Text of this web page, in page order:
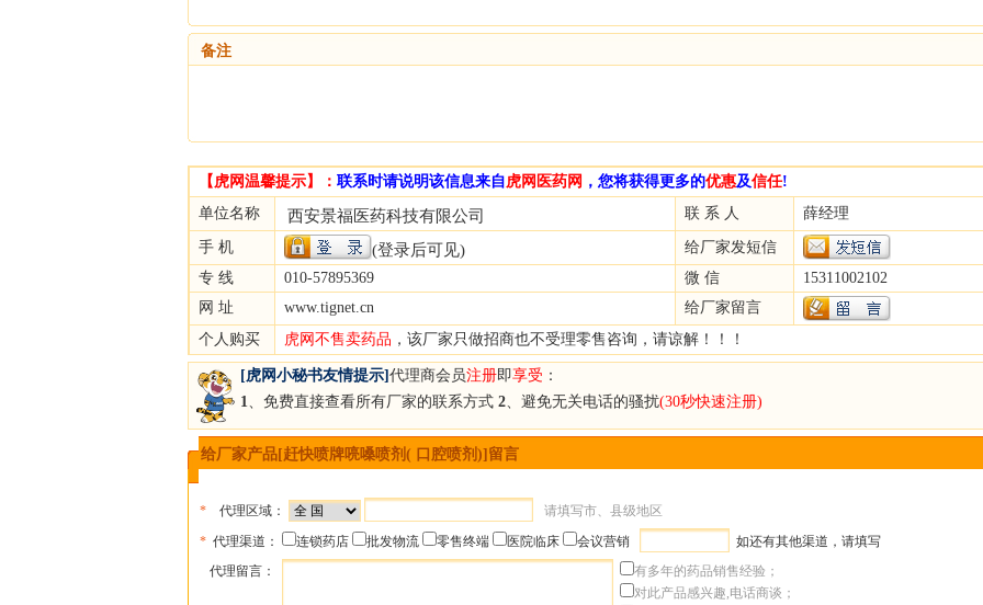
备注
【虎网温馨提示】： 联系时请说明该信息来自虎网医药网 ，您将获得更多的优惠及信任!
单位名称
西安景福医药科技有限公司 联 系 人 薛经理
手 机 (登录后可见)
给厂家发短信
专 线
010-57895369 微 信
15311002102
网 址
www.tignet.cn
给厂家留言
个人购买
虎网不售卖药品 ，该厂家只做招商也不受理零售咨询，请谅解！！！
[虎网小秘书友情提示]代理商会员注册即享受 ：
1、免费直接查看所有厂家的联系方式2、避免无关电话的骚扰(30秒快速注册)
给厂家产品[赶快喷牌喨嗓喷剂( 口腔喷剂)]留言
*代理区域：
请填写市、县级地区
*代理渠道： 连锁药店 批发物流 零售终端 医院临床 会议营销
如还有其他渠道，请填写
代理留言：
有多年的药品销售经验；
对此产品感兴趣,电话商谈；